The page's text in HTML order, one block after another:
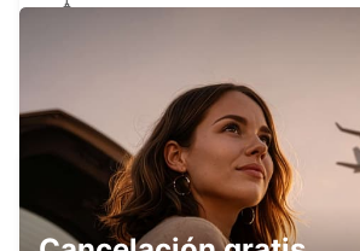
HAMBURG MAINSTATION